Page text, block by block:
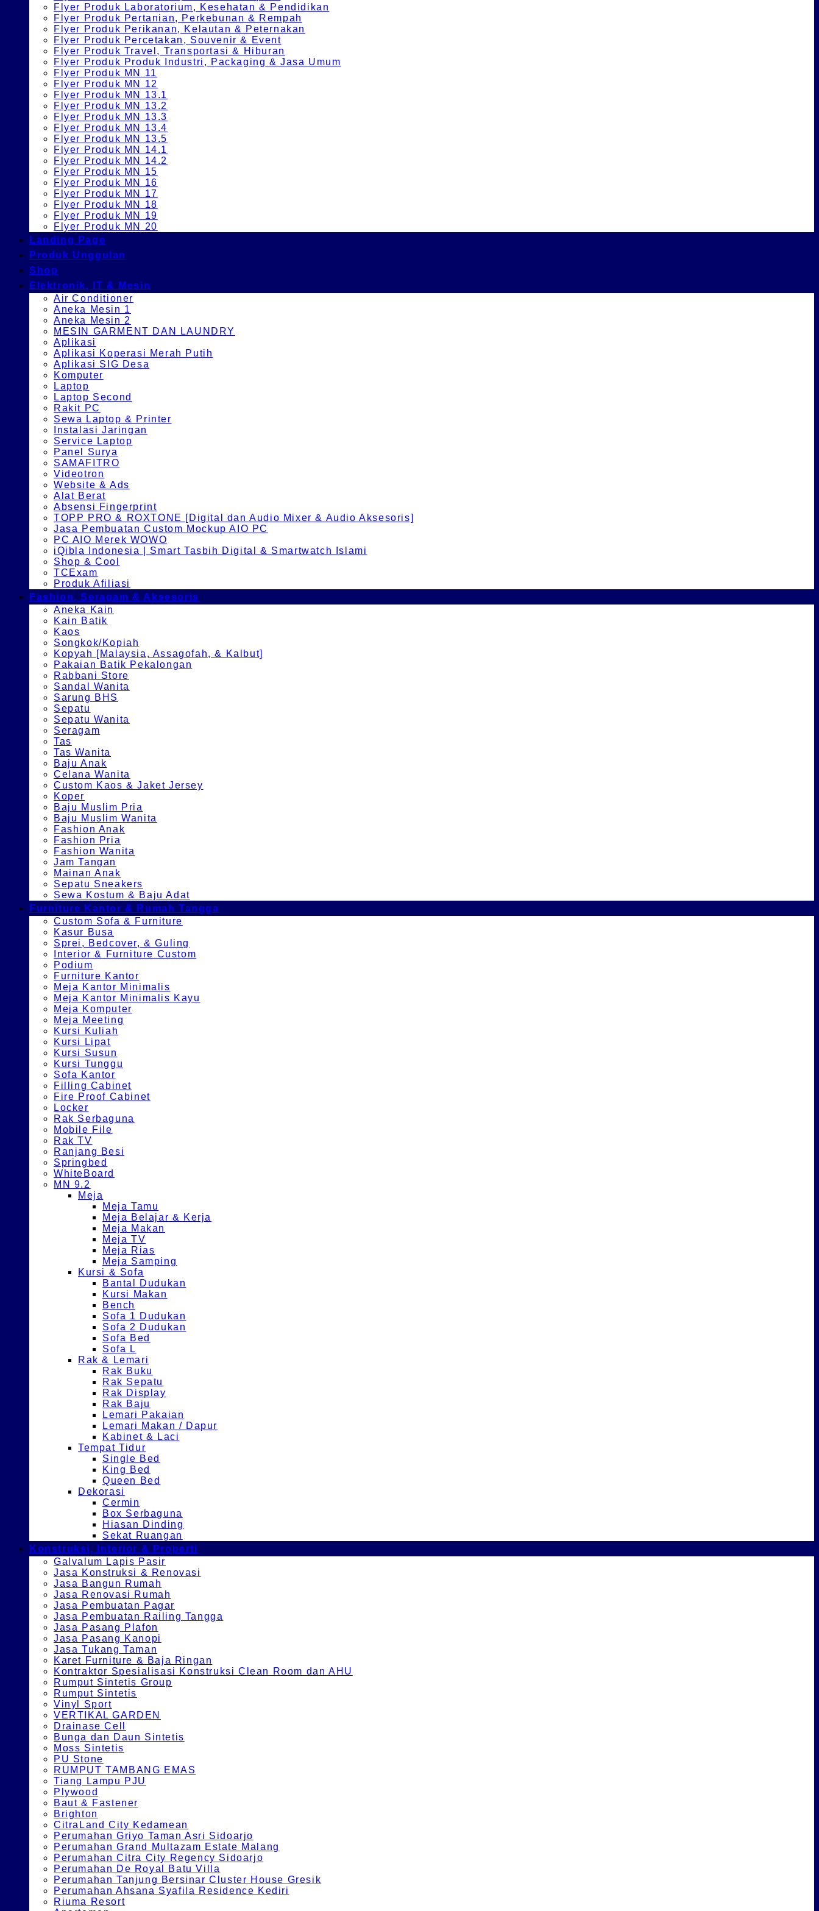
Flyer Produk Laboratorium, Kesehatan & Pendidikan
Flyer Produk Pertanian, Perkebunan & Rempah
Flyer Produk Perikanan, Kelautan & Peternakan
Flyer Produk Percetakan, Souvenir & Event
Flyer Produk Travel, Transportasi & Hiburan
Flyer Produk Produk Industri, Packaging & Jasa Umum
Flyer Produk MN 11
Flyer Produk MN 12
Flyer Produk MN 13.1
Flyer Produk MN 13.2
Flyer Produk MN 13.3
Flyer Produk MN 13.4
Flyer Produk MN 13.5
Flyer Produk MN 14.1
Flyer Produk MN 14.2
Flyer Produk MN 15
Flyer Produk MN 16
Flyer Produk MN 17
Flyer Produk MN 18
Flyer Produk MN 19
Flyer Produk MN 20
Landing Page
Produk Unggulan
Shop
Elektronik, IT & Mesin
Air Conditioner
Aneka Mesin 1
Aneka Mesin 2
MESIN GARMENT DAN LAUNDRY
Aplikasi
Aplikasi Koperasi Merah Putih
Aplikasi SIG Desa
Komputer
Laptop
Laptop Second
Rakit PC
Sewa Laptop & Printer
Instalasi Jaringan
Service Laptop
Panel Surya
SAMAFITRO
Videotron
Website & Ads
Alat Berat
Absensi Fingerprint
TOPP PRO & ROXTONE [Digital dan Audio Mixer & Audio Aksesoris]
Jasa Pembuatan Custom Mockup AIO PC
PC AIO Merek WOWO
iQibla Indonesia | Smart Tasbih Digital & Smartwatch Islami
Shop & Cool
TCExam
Produk Afiliasi
Fashion, Seragam & Aksesoris
Aneka Kain
Kain Batik
Kaos
Songkok/Kopiah
Kopyah [Malaysia, Assagofah, & Kalbut]
Pakaian Batik Pekalongan
Rabbani Store
Sandal Wanita
Sarung BHS
Sepatu
Sepatu Wanita
Seragam
Tas
Tas Wanita
Baju Anak
Celana Wanita
Custom Kaos & Jaket Jersey
Koper
Baju Muslim Pria
Baju Muslim Wanita
Fashion Anak
Fashion Pria
Fashion Wanita
Jam Tangan
Mainan Anak
Sepatu Sneakers
Sewa Kostum & Baju Adat
Furniture Kantor & Rumah Tangga
Custom Sofa & Furniture
Kasur Busa
Sprei, Bedcover, & Guling
Interior & Furniture Custom
Podium
Furniture Kantor
Meja Kantor Minimalis
Meja Kantor Minimalis Kayu
Meja Komputer
Meja Meeting
Kursi Kuliah
Kursi Lipat
Kursi Susun
Kursi Tunggu
Sofa Kantor
Filling Cabinet
Fire Proof Cabinet
Locker
Rak Serbaguna
Mobile File
Rak TV
Ranjang Besi
Springbed
WhiteBoard
MN 9.2
Meja
Meja Tamu
Meja Belajar & Kerja
Meja Makan
Meja TV
Meja Rias
Meja Samping
Kursi & Sofa
Bantal Dudukan
Kursi Makan
Bench
Sofa 1 Dudukan
Sofa 2 Dudukan
Sofa Bed
Sofa L
Rak & Lemari
Rak Buku
Rak Sepatu
Rak Display
Rak Baju
Lemari Pakaian
Lemari Makan / Dapur
Kabinet & Laci
Tempat Tidur
Single Bed
King Bed
Queen Bed
Dekorasi
Cermin
Box Serbaguna
Hiasan Dinding
Sekat Ruangan
Konstruksi, Interior & Properti
Galvalum Lapis Pasir
Jasa Konstruksi & Renovasi
Jasa Bangun Rumah
Jasa Renovasi Rumah
Jasa Pembuatan Pagar
Jasa Pembuatan Railing Tangga
Jasa Pasang Plafon
Jasa Pasang Kanopi
Jasa Tukang Taman
Karet Furniture & Baja Ringan
Kontraktor Spesialisasi Konstruksi Clean Room dan AHU
Rumput Sintetis Group
Rumput Sintetis
Vinyl Sport
VERTIKAL GARDEN
Drainase Cell
Bunga dan Daun Sintetis
Moss Sintetis
PU Stone
RUMPUT TAMBANG EMAS
Tiang Lampu PJU
Plywood
Baut & Fastener
Brighton
CitraLand City Kedamean
Perumahan Griyo Taman Asri Sidoarjo
Perumahan Grand Multazam Estate Malang
Perumahan Citra City Regency Sidoarjo
Perumahan De Royal Batu Villa
Perumahan Tanjung Bersinar Cluster House Gresik
Perumahan Ahsana Syafila Residence Kediri
Riuma Resort